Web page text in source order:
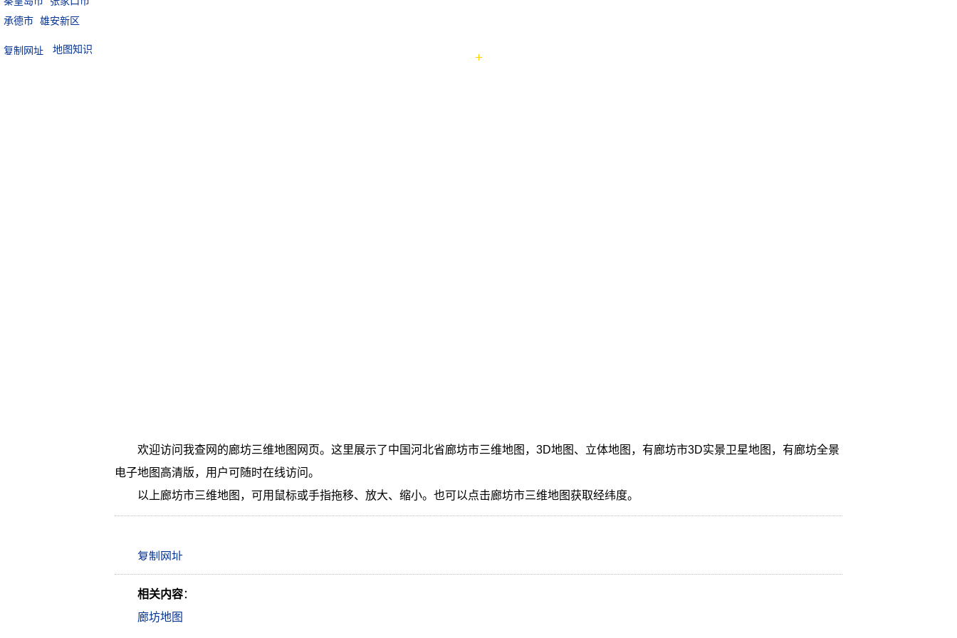
承德市 雄安新区
地图知识
欢迎访问我查网的廊坊三维地图网页。这里展示了中国河北省廊坊市三维地图，3D地图、立体地图，有廊坊市3D实景卫星地图，有廊坊全景
电子地图高清版，用户可随时在线访问。
以上廊坊市三维地图，可用鼠标或手指拖移、放大、缩小。也可以点击廊坊市三维地图获取经纬度。
相关内容：
廊坊地图